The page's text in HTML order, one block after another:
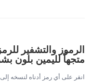
الرموز والتشفير
متجهاً لليمين بلون
انقر على أي رمز أدناه لنسخه